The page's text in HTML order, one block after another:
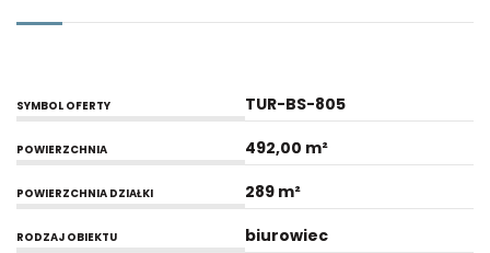
SYMBOL OFERTY TUR-BS-805
POWIERZCHNIA 492,00 m²
POWIERZCHNIA DZIAŁKI 289 m²
RODZAJ OBIEKTU biurowiec